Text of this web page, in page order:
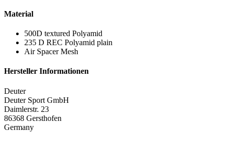
Material
500D textured Polyamid
235 D REC Polyamid plain
Air Spacer Mesh
Hersteller Informationen
Deuter
Deuter Sport GmbH
Daimlerstr. 23
86368 Gersthofen
Germany